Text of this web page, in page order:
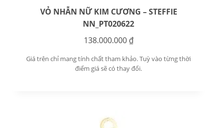
VỎ NHẪN NỮ KIM CƯƠNG – STEFFIE
NN_PT020622
138.000.000 ₫
Giá trên chỉ mang tính chất tham khảo. Tuỳ vào từng thời
điểm giá sẽ có thay đổi.